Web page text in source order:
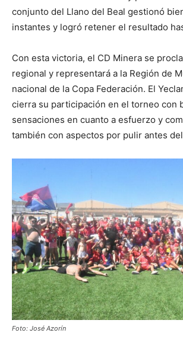
conjunto del Llano del Beal gestionó
instantes y logró retener el resultado
Con esta victoria, el CD Minera se
regional y representará a la Región de
nacional de la Copa Federación. El
cierra su participación en el torneo con
sensaciones en cuanto a esfuerzo y
también con aspectos por pulir antes
Foto: José Azorín